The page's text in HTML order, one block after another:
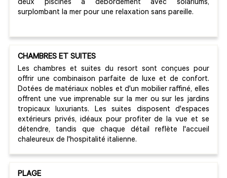
deux piscines à débordement avec solariums,
surplombant la mer pour une relaxation sans pareille.
CHAMBRES ET SUITES
Les chambres et suites du resort sont conçues pour
offrir une combinaison parfaite de luxe et de confort.
Dotées de matériaux nobles et d'un mobilier raffiné, elles
offrent une vue imprenable sur la mer ou sur les jardins
tropicaux luxuriants. Les suites disposent d'espaces
extérieurs privés, idéaux pour profiter de la vue et se
détendre, tandis que chaque détail reflète l'accueil
chaleureux de l'hospitalité italienne.
PLAGE